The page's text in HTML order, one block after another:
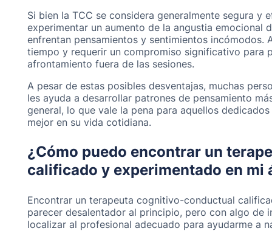
Si bien la TCC se considera generalmente segura y
experimentar un aumento de la angustia emocional
enfrentan pensamientos y sentimientos incómodos.
tiempo y requerir un compromiso significativo para
afrontamiento fuera de las sesiones.
A pesar de estas posibles desventajas, muchas
les ayuda a desarrollar patrones de pensamiento
general, lo que vale la pena para aquellos
mejor en su vida cotidiana.
¿Cómo puedo encontrar un
calificado y experimentado en mi
Encontrar un terapeuta cognitivo-conductual
parecer desalentador al principio, pero con algo de
localizar al profesional adecuado para ayudarme a